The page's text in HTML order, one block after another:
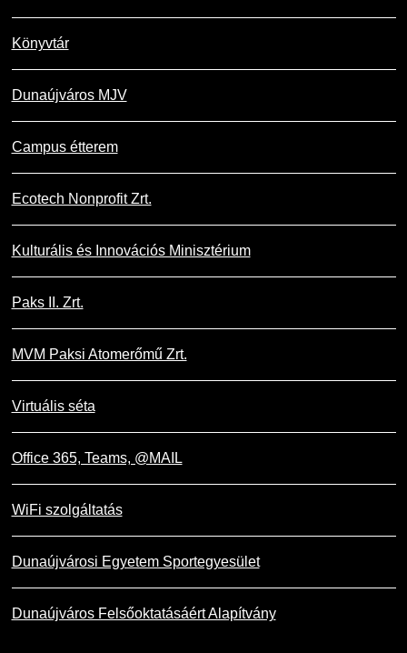
Könyvtár
Dunaújváros MJV
Campus étterem
Ecotech Nonprofit Zrt.
Kulturális és Innovációs Minisztérium
Paks II. Zrt.
MVM Paksi Atomerőmű Zrt.
Virtuális séta
Office 365, Teams, @MAIL
WiFi szolgáltatás
Dunaújvárosi Egyetem Sportegyesület
Dunaújváros Felsőoktatásáért Alapítvány